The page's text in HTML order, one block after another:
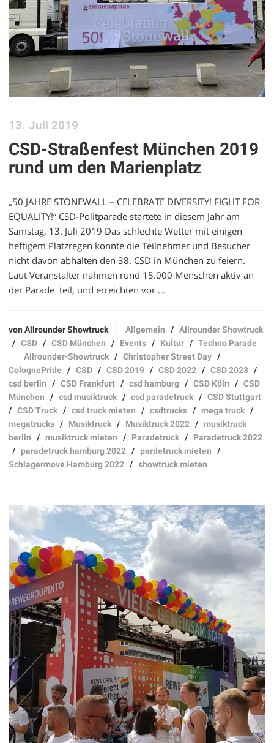
13. Juli 2019
CSD-Straßenfest München 2019
rund um den Marienplatz
„50 JAHRE STONEWALL – CELEBRATE DIVERSITY! FIGHT FOR
EQUALITY!“ CSD-Politparade startete in diesem Jahr am
Samstag, 13. Juli 2019 Das schlechte Wetter mit einigen
heftigem Platzregen konnte die Teilnehmer und Besucher
nicht davon abhalten den 38. CSD in München zu feiern.
Laut Veranstalter nahmen rund 15.000 Menschen aktiv an
der Parade teil, und erreichten vor …
von Allrounder Showtruck Allgemein /Allrounder Showtruck
/CSD /CSD München / Events / Kultur /Techno Parade
Allrounder-Showtruck /Christopher Street Day /
ColognePride /CSD /CSD 2019 /CSD 2022 /CSD 2023 /
csd berlin /CSD Frankfurt /csd hamburg /CSD Köln /CSD
München /csd musiktruck /csd paradetruck /CSD Stuttgart
/CSD Truck /csd truck mieten /csdtrucks /mega truck /
megatrucks / Musiktruck / Musiktruck 2022 /musiktruck
berlin /musiktruck mieten / Paradetruck / Paradetruck 2022
/paradetruck hamburg 2022 /pardetruck mieten /
Schlagermove Hamburg 2022 /showtruck mieten